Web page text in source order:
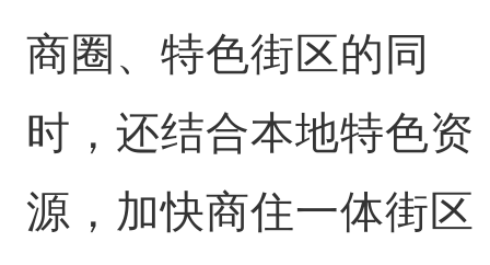
商圈、特色街区的同
时，还结合本地特色资
源，加快商住一体街区